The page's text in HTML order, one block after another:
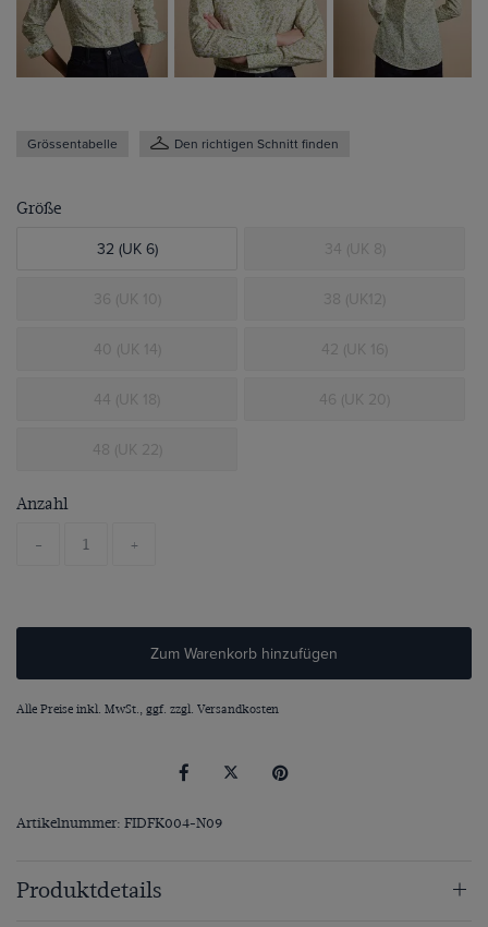
Grössentabelle Den richtigen Schnitt finden
Größe
32 (UK 6) 34 (UK 8)
36 (UK 10) 38 (UK12)
40 (UK 14) 42 (UK 16)
44 (UK 18) 46 (UK 20)
48 (UK 22)
Anzahl
- +
Zum Warenkorb hinzufügen
Alle Preise inkl. MwSt., ggf. zzgl. Versandkosten
Artikelnummer: FIDFK004-N09
Produktdetails